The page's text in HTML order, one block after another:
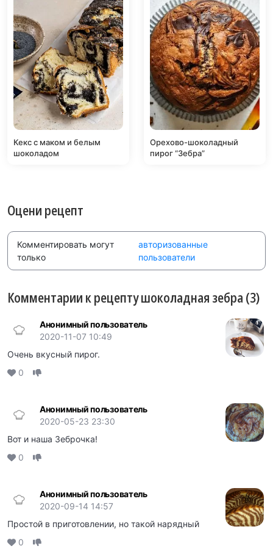
Кекс с маком и белым
шоколадом
Орехово-шоколадный
пирог “Зебра”
Оцени рецепт
Комментировать могут
только
авторизованные
пользователи
Комментарии к рецепту шоколадная зебра (3)
Анонимный пользователь
2020-11-07 10:49
Очень вкусный пирог.
0
Анонимный пользователь
2020-05-23 23:30
Вот и наша Зеброчка!
0
Анонимный пользователь
2020-09-14 14:57
Простой в приготовлении, но такой нарядный
0